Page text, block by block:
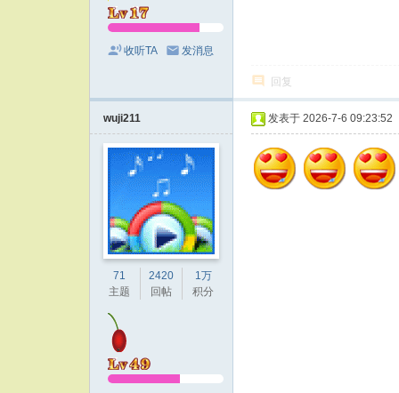
收听TA 发消息
回复
wuji211
71
主题
2420
回帖
1万
积分
发表于 2026-7-6 09:23:52